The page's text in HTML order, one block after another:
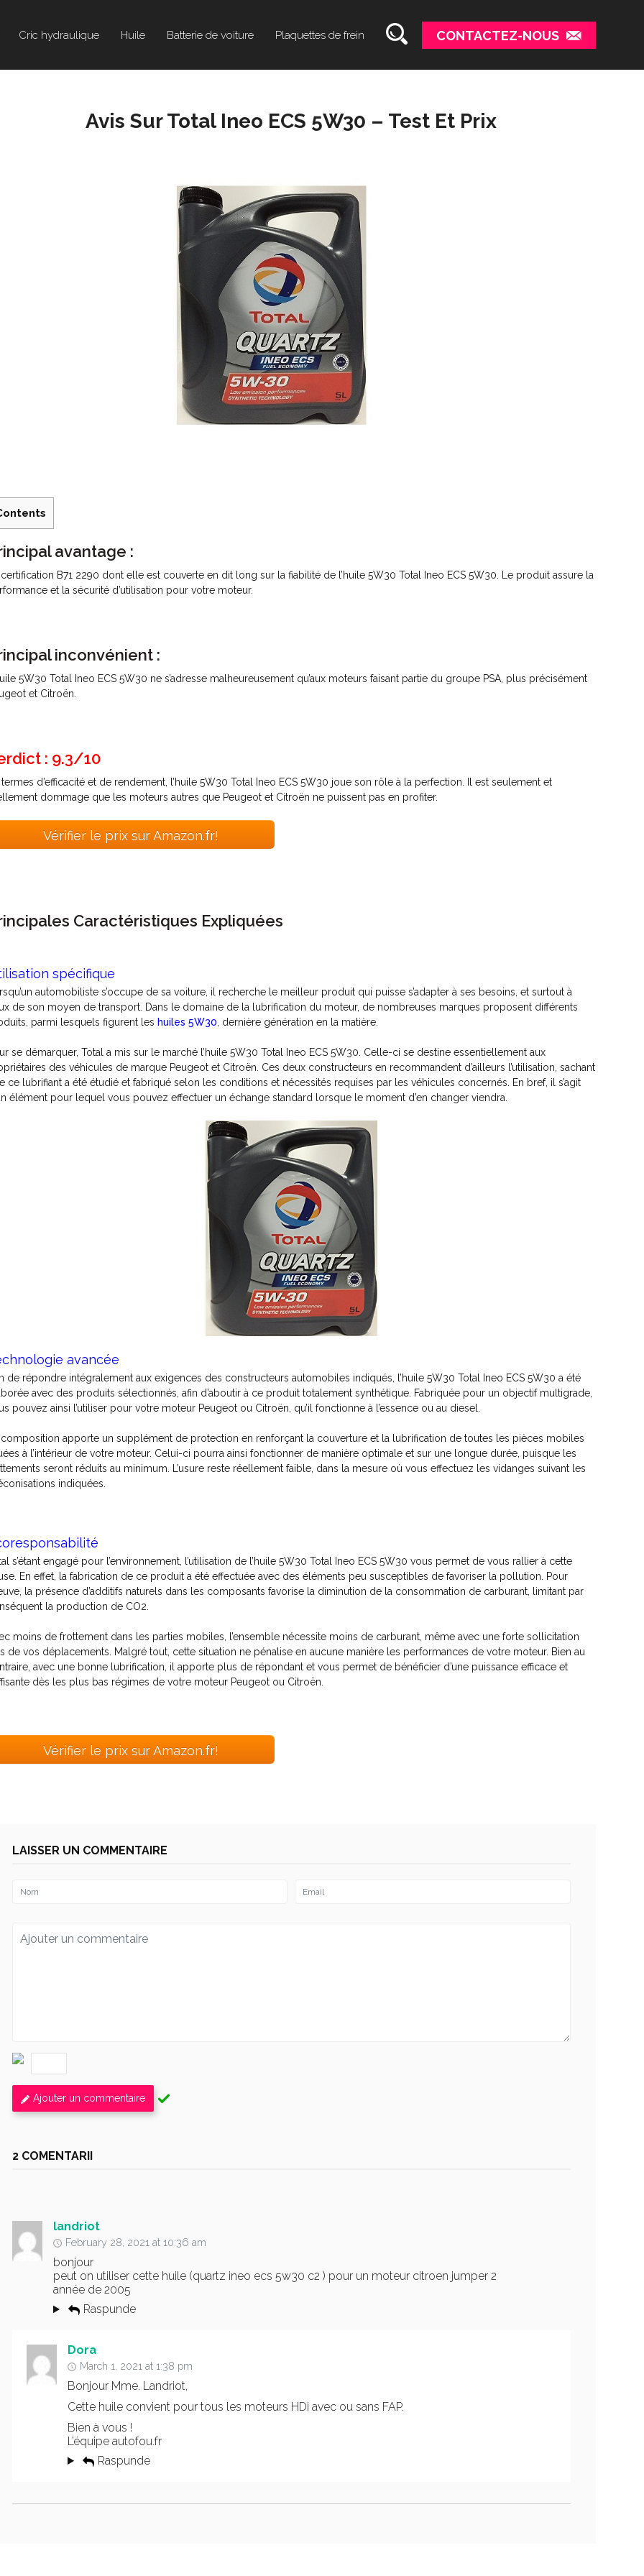
Cric hydraulique Huile Batterie de voiture Plaquettes de frein CONTACTEZ-NOUS
Avis Sur Total Ineo ECS 5W30 – Test Et Prix
avantage :
certification B71 2290 dont elle est couverteen dit long sur la fiabilité de l’huile 5W30 Total Ineo ECS 5W30. Le produit assure la
et la sécurité d’utilisation pour votre moteur.
inconvénient :
5W30 Total Ineo ECS 5W30 ne s’adresse malheureusement qu’aux moteurs faisant partie du groupe PSA, plus précisément
et Citroën.
: 9.3/10
termes d’efficacité et de rendement, l’huile 5W30 Total Ineo ECS 5W30 joue son rôle à la perfection. Il est seulement et
dommage que les moteurs autres que Peugeot et Citroën ne puissent pas en profiter.
Vérifier le prix sur Amazon.fr!
Caractéristiques Expliquées
spécifique
automobiliste s’occupe de sa voiture, il recherche le meilleur produit qui puisse s’adapter à ses besoins, et surtout à
de son moyen de transport. Dans le domaine de la lubrification du moteur, de nombreuses marques proposent différents
parmi lesquels figurent les huiles 5W30 , dernière génération en la matière.
se démarquer, Total a mis sur le marché l’huile 5W30 Total Ineo ECS 5W30. Celle-ci se destine essentiellement aux
des véhicules de marque Peugeot et Citroën. Ces deux constructeurs en recommandent d’ailleurs l’utilisation, sachant
ce lubrifiant a été étudié et fabriqué selon les conditions et nécessités requises par les véhicules concernés. En bref, il s’agit
élément pour lequel vous pouvez effectuer un échange standard lorsque le moment d’en changer viendra.
avancée
de répondre intégralement aux exigences des constructeurs automobiles indiqués, l’huile 5W30 Total Ineo ECS 5W30 a été
avec des produits sélectionnés, afin d’aboutir à ce produit totalement synthétique. Fabriquée pour un objectif multigrade,
pouvez ainsi l’utiliser pour votre moteur Peugeot ou Citroën, qu’il fonctionne à l’essence ou au diesel.
composition apporte un supplément de protection en renforçant la couverture et la lubrification de toutes les pièces mobiles
à l’intérieur de votre moteur. Celui-ci pourra ainsi fonctionner de manière optimale et sur une longue durée, puisque les
seront réduits au minimum. L’usure reste réellement faible, dans la mesure où vous effectuez les vidanges suivant les
indiquées.
s’étant engagé pour l’environnement, l’utilisation de l’huile 5W30 Total Ineo ECS 5W30 vous permet de vous rallier à cette
En effet, la fabrication de ce produit a été effectuée avec des éléments peu susceptibles de favoriser la pollution. Pour
la présence d’additifs naturels dans les composants favorise la diminution de la consommation de carburant, limitant par
la production de CO2.
moins de frottement dans les parties mobiles, l’ensemble nécessite moins de carburant, même avec une forte sollicitation
de vos déplacements. Malgré tout, cette situation ne pénalise en aucune manière les performances de votre moteur. Bien au
avec une bonne lubrification, il apporte plus de répondant et vous permet de bénéficier d’une puissance efficace et
dès les plus bas régimes de votre moteur Peugeot ou Citroën.
Vérifier le prix sur Amazon.fr!
LAISSER UN COMMENTAIRE
Ajouter un commentaire
2 COMENTARII
landriot
February 28, 2021 at 10:36 am
bonjour
peut on utiliser cette huile (quartz ineo ecs 5w30 c2 ) pour un moteur citroen jumper 2
année de 2005
Raspunde
Dora
March 1, 2021 at 1:38 pm
Bonjour Mme. Landriot,
Cette huile convient pour tous les moteurs HDi avec ou sans FAP.
Bien à vous !
L’équipe autofou.fr
Raspunde